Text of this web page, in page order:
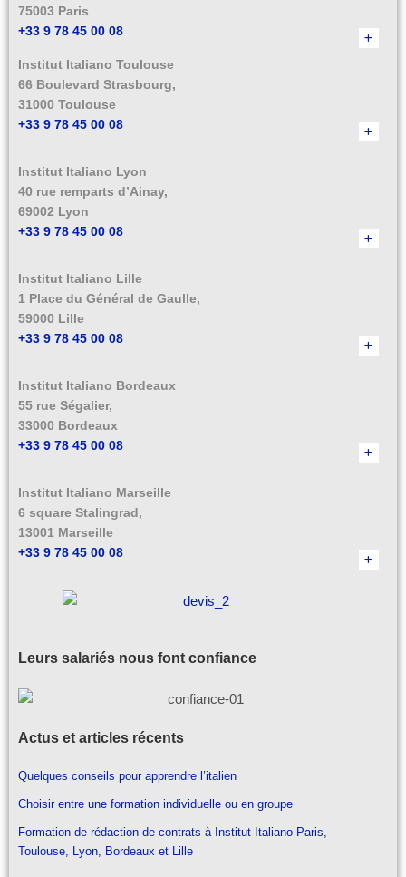
75003 Paris
+33 9 78 45 00 08
Institut Italiano Toulouse
66 Boulevard Strasbourg,
31000 Toulouse
+33 9 78 45 00 08
Institut Italiano Lyon
40 rue remparts d’Ainay,
69002 Lyon
+33 9 78 45 00 08
Institut Italiano Lille
1 Place du Général de Gaulle,
59000 Lille
+33 9 78 45 00 08
Institut Italiano Bordeaux
55 rue Ségalier,
33000 Bordeaux
+33 9 78 45 00 08
Institut Italiano Marseille
6 square Stalingrad,
13001 Marseille
+33 9 78 45 00 08
Leurs salariés nous font confiance
Actus et articles récents
Quelques conseils pour apprendre l’italien
Choisir entre une formation individuelle ou en groupe
Formation de rédaction de contrats à Institut Italiano Paris,
Toulouse, Lyon, Bordeaux et Lille